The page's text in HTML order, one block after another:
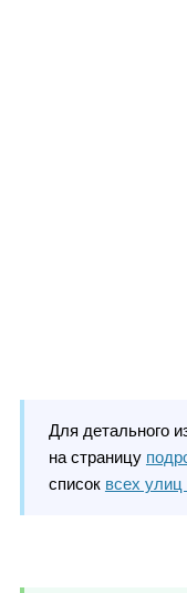
Для детального
на страницу
список всех